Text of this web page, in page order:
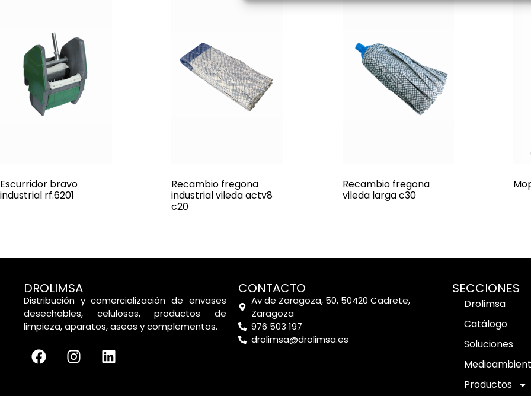
Escurridor bravo
industrial rf.6201
Recambio fregona
industrial vileda actv8
c20
Recambio fregona
vileda larga c30
DROLIMSA
Distribución y comercialización de envases
desechables, celulosas, productos de
limpieza, aparatos, aseos y complementos.
CONTACTO
Av de Zaragoza, 50, 50420 Cadrete,
Zaragoza
976 503 197
drolimsa@drolimsa.es
SECCIONES
Drolimsa
Catálogo
Soluciones
Productos